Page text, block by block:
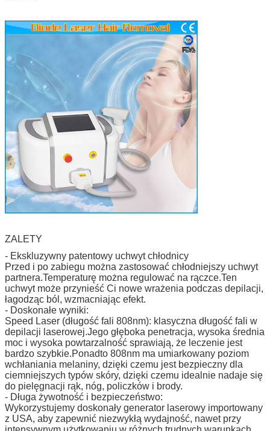
ZALETY
- Ekskluzywny patentowy uchwyt chłodnicy
Przed i po zabiegu można zastosować chłodniejszy uchwyt
partnera.Temperaturę można regulować na rączce.Ten
uchwyt może przynieść Ci nowe wrażenia podczas depilacji,
łagodząc ból, wzmacniając efekt.
- Doskonałe wyniki:
Speed ​​Laser (długość fali 808nm): klasyczna długość fali w
depilacji laserowej.Jego głęboka penetracja, wysoka średnia
moc i wysoka powtarzalność sprawiają, że leczenie jest
bardzo szybkie.Ponadto 808nm ma umiarkowany poziom
wchłaniania melaniny, dzięki czemu jest bezpieczny dla
ciemniejszych typów skóry, dzięki czemu idealnie nadaje się
do pielęgnacji rąk, nóg, policzków i brody.
- Długa żywotność i bezpieczeństwo:
Wykorzystujemy doskonały generator laserowy importowany
z USA, aby zapewnić niezwykłą wydajność, nawet przy